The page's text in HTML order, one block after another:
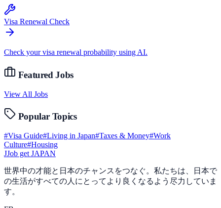
Visa Renewal Check
Check your visa renewal probability using AI.
Featured Jobs
View All Jobs
Popular Topics
#Visa Guide#Living in Japan#Taxes & Money#Work
Culture#Housing
JJob get JAPAN
世界中の才能と日本のチャンスをつなぐ。私たちは、日本で
の生活がすべての人にとってより良くなるよう尽力していま
す。